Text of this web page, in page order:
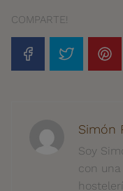
COMPARTE!
Simón
Soy
con